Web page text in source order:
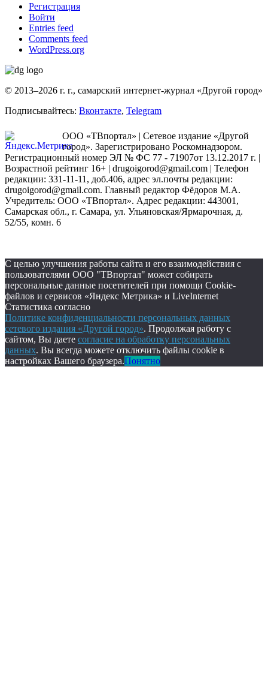
Регистрация
Войти
Entries feed
Comments feed
WordPress.org
© 2013–2026 г. г., самарский интернет-журнал «Другой город»
Подписывайтесь: Вконтакте, Telegram
ООО «ТВпортал» | Сетевое издание «Другой
город». Зарегистрировано Роскомнадзором.
Регистрационный номер ЭЛ № ФС 77 - 71907от 13.12.2017 г. |
Возрастной рейтинг 16+ | drugoigorod@gmail.com | Телефон
редакции: 331-11-11, доб.406, адрес эл.почты редакции:
drugoigorod@gmail.com. Главный редактор Фёдоров М.А.
Учредитель: ООО «ТВпортал». Адрес редакции: 443001,
Самарская обл., г. Самара, ул. Ульяновская/Ярмарочная, д.
52/55, комн. 6
С целью улучшения работы сайта и его взаимодействия с
пользователями ООО "ТВпортал" может собирать
персональные данные посетителей при помощи Cookie-
файлов и сервисов «Яндекс Метрика» и LiveInternet
Статистика согласно
Политике конфиденциальности персональных данных
сетевого издания «Другой город». Продолжая работу с
сайтом, Вы даете согласие на обработку персональных
данных. Вы всегда можете отключить файлы cookie в
настройках Вашего браузера.Понятно